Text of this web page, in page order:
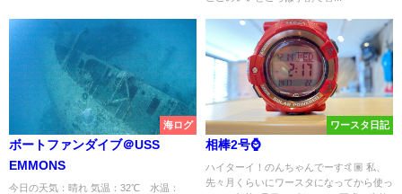
海ログ
ボートファンダイブ＠USS
EMMONS
今日の天気：晴れ 気温：32℃ 水温：
ワースタ日記
相棒2号⌚️
ハイターイ！のんちゃんでーす🤙🏽 私、
先々月くらいにワースタになってから使っ